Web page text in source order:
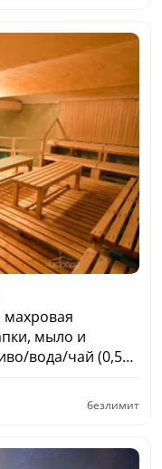
махровая
мыло и
вода/чай (0,5
безлимит